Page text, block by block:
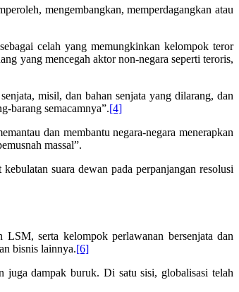
mengembangkan, memperdagangkan atau
celah yang memungkinkan kelompok teror
yang mencegah aktor non-negara seperti teroris,
misil, dan bahan senjata yang dilarang, dan
barang semacamnya”.[4]
dan membantu negara-negara menerapkan
massal”.
suara dewan pada perpanjangan resolusi
serta kelompok perlawanan bersenjata dan
bisnis lainnya.[6]
juga dampak buruk. Di satu sisi, globalisasi telah